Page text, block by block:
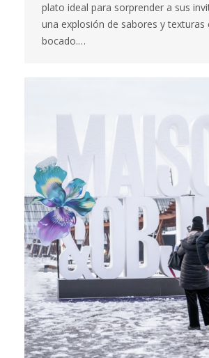
plato ideal para sorprender a sus
una explosión de sabores y texturas
bocado.…